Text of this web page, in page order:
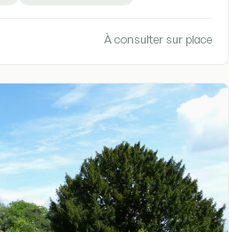
À consulter sur place